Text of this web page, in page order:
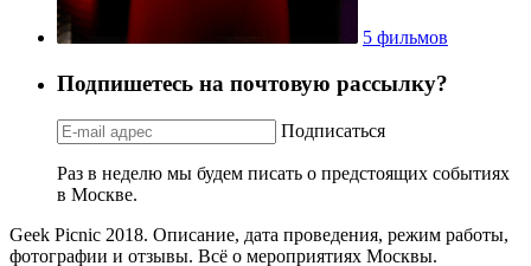
5 фильмов
Подпишетесь на почтовую рассылку?
Подписаться
Раз в неделю мы будем писать о предстоящих событиях
в Москве.
Geek Picnic 2018. Описание, дата проведения, режим работы,
фотографии и отзывы. Всё о мероприятиях Москвы.